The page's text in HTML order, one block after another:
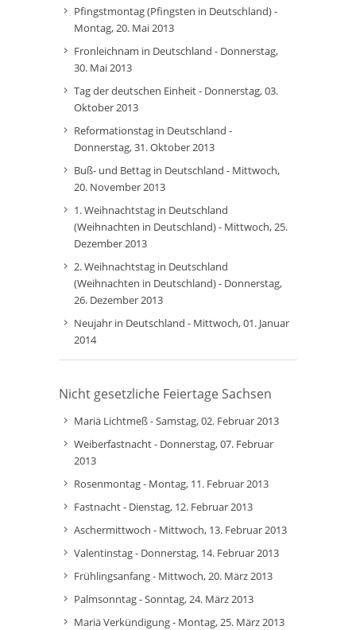
Pfingstmontag (Pfingsten in Deutschland) -
Montag, 20. Mai 2013
Fronleichnam in Deutschland - Donnerstag,
30. Mai 2013
Tag der deutschen Einheit - Donnerstag, 03.
Oktober 2013
Reformationstag in Deutschland -
Donnerstag, 31. Oktober 2013
Buß- und Bettag in Deutschland - Mittwoch,
20. November 2013
1. Weihnachtstag in Deutschland
(Weihnachten in Deutschland) - Mittwoch, 25.
Dezember 2013
2. Weihnachtstag in Deutschland
(Weihnachten in Deutschland) - Donnerstag,
26. Dezember 2013
Neujahr in Deutschland - Mittwoch, 01. Januar
2014
Nicht gesetzliche Feiertage Sachsen
Mariä Lichtmeß - Samstag, 02. Februar 2013
Weiberfastnacht - Donnerstag, 07. Februar
2013
Rosenmontag - Montag, 11. Februar 2013
Fastnacht - Dienstag, 12. Februar 2013
Aschermittwoch - Mittwoch, 13. Februar 2013
Valentinstag - Donnerstag, 14. Februar 2013
Frühlingsanfang - Mittwoch, 20. März 2013
Palmsonntag - Sonntag, 24. März 2013
Mariä Verkündigung - Montag, 25. März 2013